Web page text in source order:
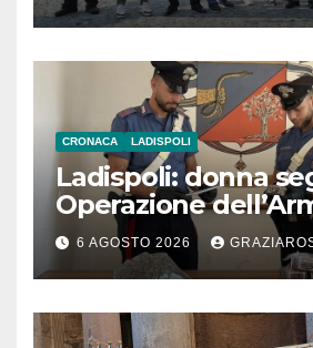
CRONACA LADISPOLI
Ladispoli: donna
Operazione
6 AGOSTO 2026